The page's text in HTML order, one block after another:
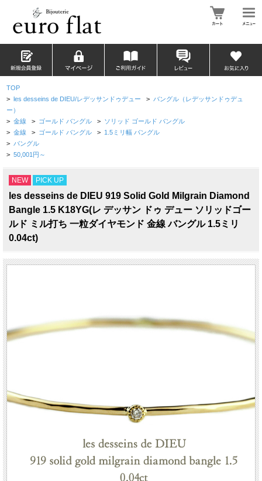
TOP
> les desseins de DIEU/レデッサンドゥデュー > バングル（レデッサンドゥデュ
ー）
> 金線 > ゴールド バングル > ソリッド ゴールド バングル
> 金線 > ゴールド バングル > 1.5ミリ幅 バングル
> バングル
> 50,001円～
NEW PICK UP
les desseins de DIEU 919 Solid Gold Milgrain Diamond
Bangle 1.5 K18YG(レ デッサン ドゥ デュー ソリッドゴー
ルド ミル打ち 一粒ダイヤモンド 金線 バングル 1.5ミリ
0.04ct)